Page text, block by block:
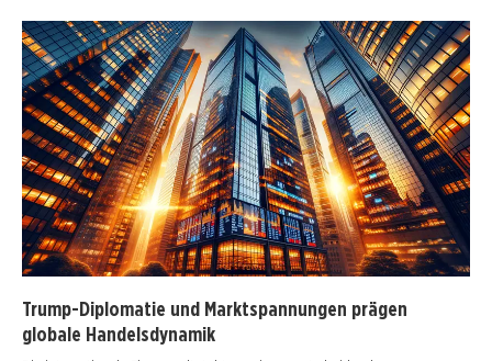
Trump-Diplomatie und Marktspannungen prägen
globale Handelsdynamik